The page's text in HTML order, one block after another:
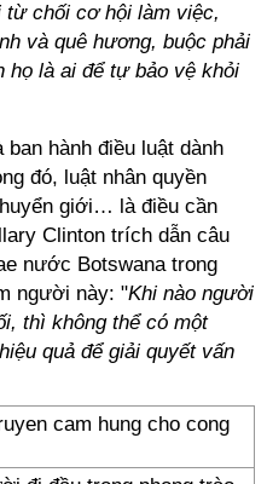
từ chối cơ hội làm việc,
và quê hương, buộc phải
họ là ai để tự bảo vệ khỏi
hành điều luật dành
đó, luật nhân quyền
giới… là điều cần
Clinton trích dẫn câu
nước Botswana trong
người này: "Khi nào người
thì không thể có một
quả để giải quyết vấn